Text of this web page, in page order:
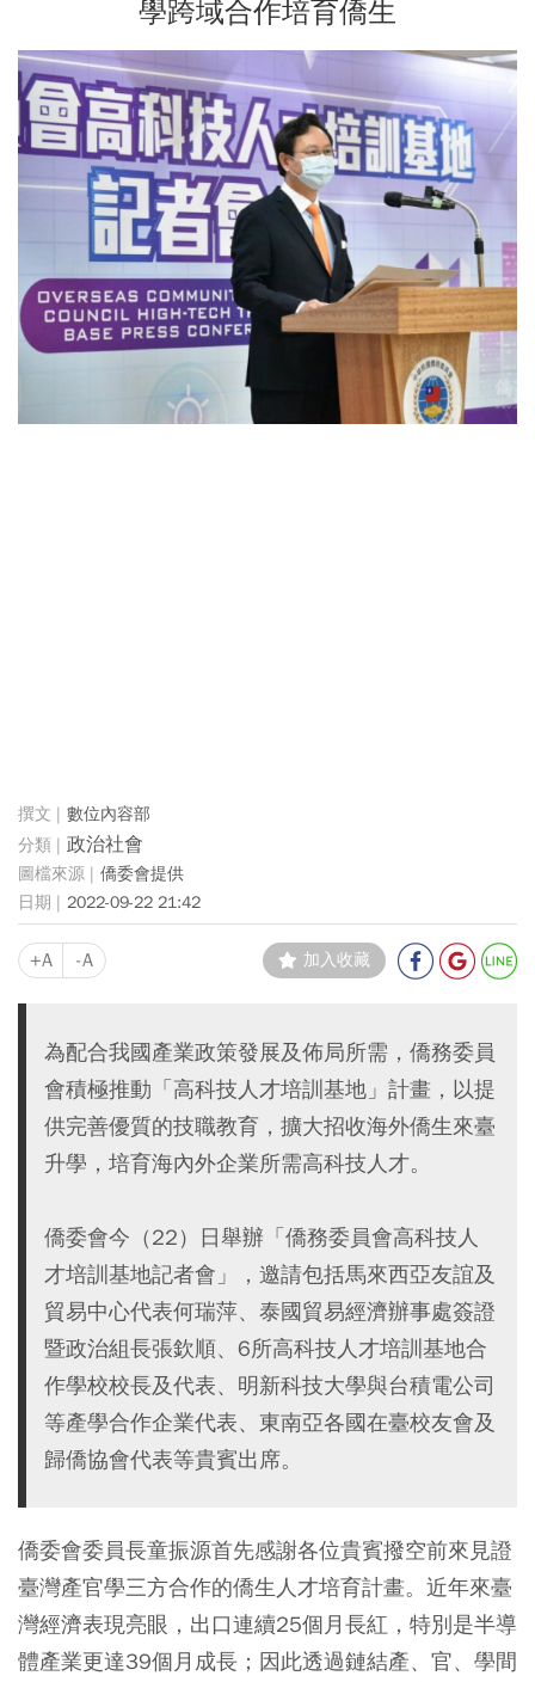
學跨域合作培育僑生
數位內容部
政治社會
僑委會提供
2022-09-22 21:42
+A -A 加入收藏
為配合我國產業政策發展及佈局所需，僑務委員
會積極推動「高科技人才培訓基地」計畫，以提
供完善優質的技職教育，擴大招收海外僑生來臺
升學，培育海內外企業所需高科技人才。
僑委會今（22）日舉辦「僑務委員會高科技人
才培訓基地記者會」，邀請包括馬來西亞友誼及
貿易中心代表何瑞萍、泰國貿易經濟辦事處簽證
暨政治組長張欽順、6所高科技人才培訓基地合
作學校校長及代表、明新科技大學與台積電公司
等產學合作企業代表、東南亞各國在臺校友會及
歸僑協會代表等貴賓出席。
僑委會委員長童振源首先感謝各位貴賓撥空前來見證
臺灣產官學三方合作的僑生人才培育計畫。近年來臺
灣經濟表現亮眼，出口連續25個月長紅，特別是半導
體產業更達39個月成長；因此透過鏈結產、官、學間